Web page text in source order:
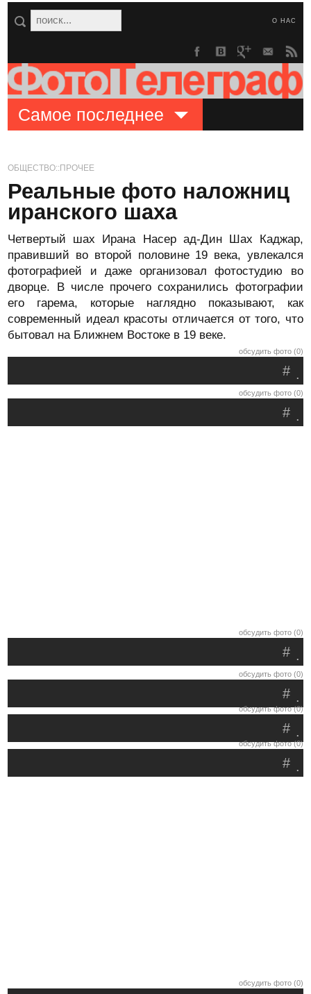
О НАС
Самое последнее
ОБЩЕСТВО::ПРОЧЕЕ
Реальные фото наложниц
иранского шаха
Четвертый шах Ирана Насер ад-Дин Шах Каджар,
правивший во второй половине 19 века, увлекался
фотографией и даже организовал фотостудию во
дворце. В числе прочего сохранились фотографии
его гарема, которые наглядно показывают, как
современный идеал красоты отличается от того, что
бытовал на Ближнем Востоке в 19 веке.
обсудить фото (0)
.
#
обсудить фото (0)
.
#
обсудить фото (0)
.
#
обсудить фото (0)
.
#
обсудить фото (0)
.
#
обсудить фото (0)
.
#
обсудить фото (0)